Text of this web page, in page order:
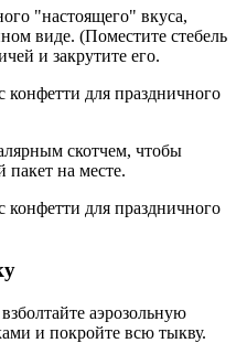
"настоящего" вкуса,
виде. (Поместите стебель
и закрутите его.
скотчем, чтобы
пакет на месте.
аэрозольную
и покройте всю тыкву.